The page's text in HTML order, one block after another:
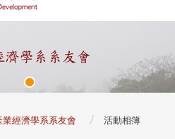
業經濟學系系友會 活動相簿